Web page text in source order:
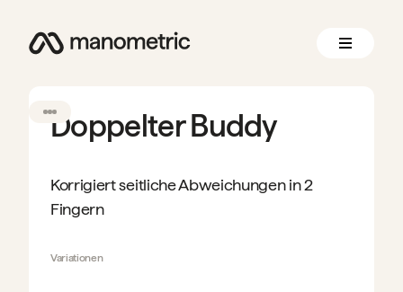
Doppelter Buddy
Korrigiert seitliche Abweichungen in 2
Fingern
Variationen